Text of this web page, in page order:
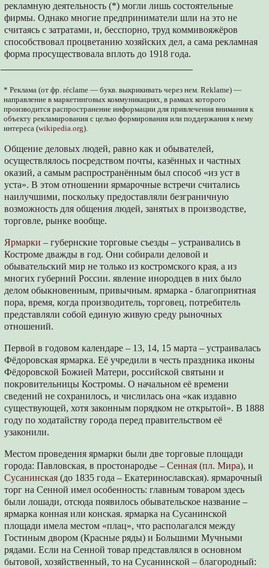
рекламную деятельность (*) могли лишь состоятельные
фирмы. Однако многие предприниматели шли на это не
считаясь с затратами, и, бесспорно, труд коммивояжёров
способствовал процветанию хозяйских дел, а сама рекламная
форма просуществовала вплоть до 1918 года.
* Реклама (от фр. réclame — букв. выкрикивать через нем. Reklame) —
направление в маркетинговых коммуникациях, в рамках которого
производится распространение информации для привлечения внимания к
объекту рекламирования с целью формирования или поддержания к нему
интереса (wikipedia.org).
Общение деловых людей, равно как и обывателей,
осуществлялось посредством почты, казённых и частных
оказий, а самым распространённым был способ «из уст в
уста». В этом отношении ярмарочные встречи считались
наилучшими, поскольку предоставляли безграничную
возможность для общения людей, занятых в производстве,
торговле, рынке вообще.
Ярмарки – губернские торговые съезды – устраивались в
Костроме дважды в год. Они собирали деловой и
обывательский мир не только из костромского края, а из
многих губерний России. явление инородцев в них было
делом обыкновенным, привычным. ярмарка - благоприятная
пора, время, когда производитель, торговец, потребитель
представляли собой единую живую среду рыночных
отношений.
Первой в годовом календаре – 13, 14, 15 марта – устраивалась
Фёдоровская ярмарка. Её учредили в честь праздника иконы
Фёдоровской Божией Матери, российской святыни и
покровительницы Костромы. О начальном её времени
сведений не сохранилось, и числилась она «как издавно
существующей, хотя законным порядком не открытой». В 1888
году по ходатайству города перед правительством её
узаконили.
Местом проведения ярмарки были две торговые площади
города: Павловская, в простонародье –Сенная (пл. Мира), и
Сусанинская (до 1835 года – Екатеринославская). ярмарочный
торг на Сенной имел особенность: главным товаром здесь
были лошади, отсюда появилось обывательское название –
ярмарка конная или конская. ярмарка на Сусанинской
площади имела местом «плац», что располагался между
Гостиным двором (Красные ряды) и Большими Мучными
рядами. Если на Сенной товар представлялся в основном
бытовой, хозяйственный, то на Сусанинской – благородный: